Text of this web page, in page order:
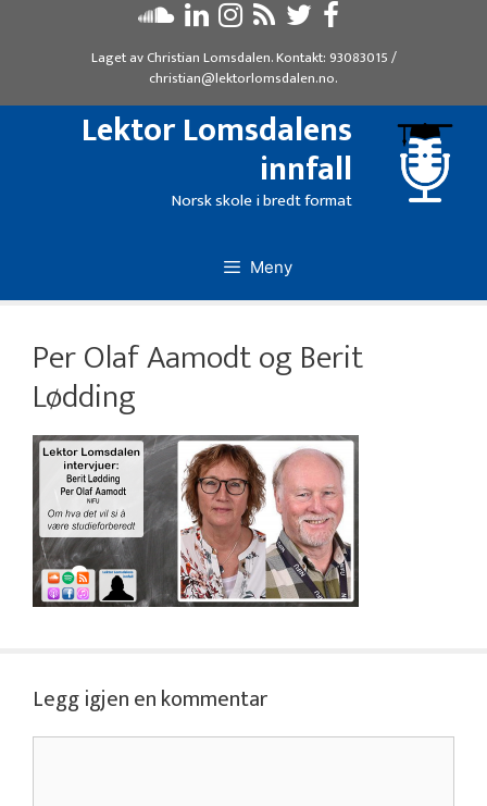
Laget avChristian Lomsdalen. Kontakt: 93083015/
christian@lektorlomsdalen.no.
Lektor Lomsdalens
innfall
Norsk skole i bredt format
Meny
Per Olaf Aamodt og Berit
Lødding
Legg igjen en kommentar